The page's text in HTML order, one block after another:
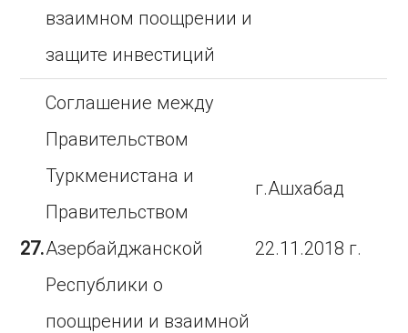
взаимном поощрении и
защите инвестиций
27.
Соглашение между
Правительством
Туркменистана и
Правительством
Азербайджанской
Республики о
поощрении и взаимной
г.Ашхабад
22.11.2018 г.